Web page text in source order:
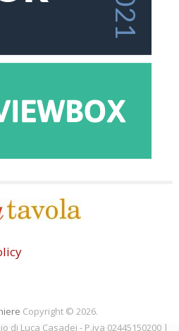
Copyright © 2026.
di Luca Casadei - P.iva 02445150200 |